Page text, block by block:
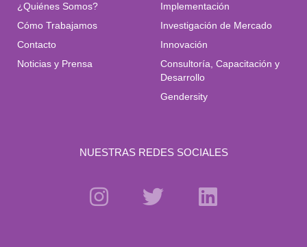
¿Quiénes Somos?
Cómo Trabajamos
Contacto
Noticias y Prensa
Implementación
Investigación de Mercado
Innovación
Consultoría, Capacitación y
Desarrollo
Gendersity
NUESTRAS REDES SOCIALES